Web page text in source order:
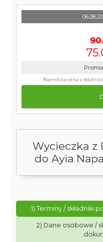
Wycieczka z
do Ayia
1) Terminy / składniki
2) Dane osobowe /
Najniższa cena z